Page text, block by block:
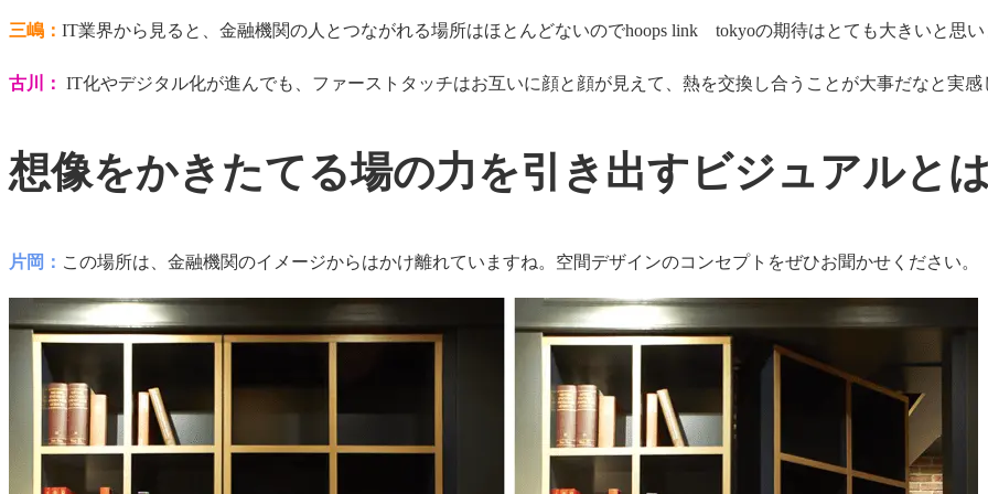
三嶋： IT業界から見ると、金融機関の人とつながれる場所はほとんどないのでhoops link tokyoの期待はとても大きいと思い
古川： IT化やデジタル化が進んでも、ファーストタッチはお互いに顔と顔が見えて、熱を交換し合うことが大事だなと実感
想像をかきたてる場の力を引き出すビジュアルとは
片岡： この場所は、金融機関のイメージからはかけ離れていますね。空間デザインのコンセプトをぜひお聞かせください。